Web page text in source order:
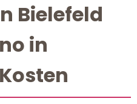
Bielefeld
in